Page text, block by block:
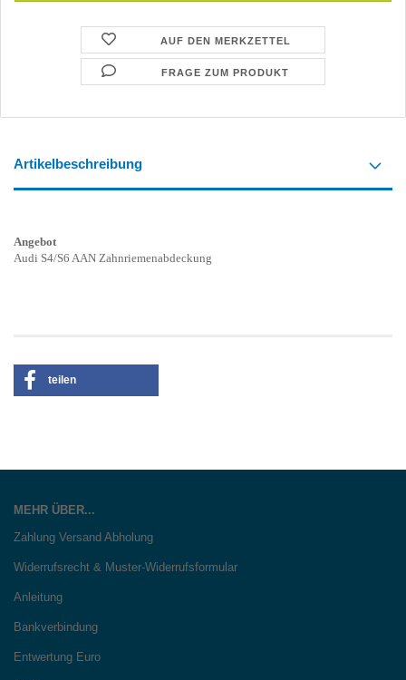
AUF DEN MERKZETTEL
FRAGE ZUM PRODUKT
Artikelbeschreibung
Angebot
Audi S4/S6 AAN Zahnriemenabdeckung
teilen
MEHR ÜBER...
Zahlung Versand Abholung
Widerrufsrecht & Muster-Widerrufsformular
Anleitung
Bankverbindung
Entwertung Euro